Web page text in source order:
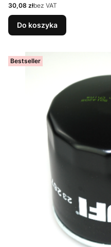
Cena
30,08 złbez VAT
Do koszyka
Bestseller